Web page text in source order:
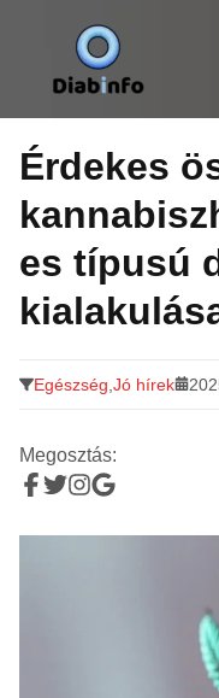
Tovább
tartalomra
Diabinfo.hu –
Érdekes
es típusú
Egészség Jó hírek
Megosztás: